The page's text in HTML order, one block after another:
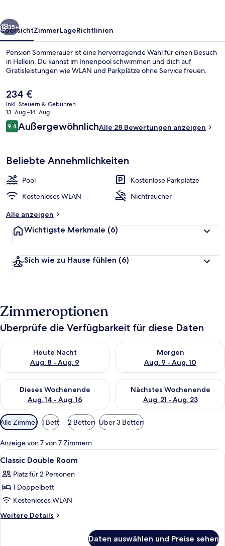
Weiter
35+
ÜbersichtZimmerLageRichtlinien
Pension Sommerauer ist eine hervorragende Wahl für einen Besuch
in Hallein. Du kannst im Innenpool schwimmen und dich auf
Gratisleistungen wie WLAN und Parkplätze ohne Service freuen.
Der
aktuelle
Preis
beträgt
234 €.
234 €
inkl. Steuern & Gebühren
13. Aug.–14. Aug.
Bewertungen
9,49,4 von 10.
AußergewöhnlichAlle 28 Bewertungen anzeigen
Beliebte Annehmlichkeiten
Pool
Kostenlose Parkplätze
Kostenloses WLAN
Nichtraucher
Alle anzeigen
Wichtigste Merkmale (6)
Sich wie zu Hause fühlen (6)
Zimmeroptionen
Überprüfe die Verfügbarkeit für diese Daten
Heute Nacht
Aug. 8 - Aug. 9
Überprüfe die Verfügbarkeit für heute Nacht, Aug. 8 - Aug. 9.
Morgen
Aug. 9 - Aug. 10
Überprüfe die Verfügbarkeit
Dieses Wochenende
Aug. 14 - Aug. 16
Überprüfe die Verfügbarkeit für dieses Wochenende, Aug. 14
Nächstes Wochenende
Aug. 21 - Aug. 23
Überprüfe die Verfügbarkeit
Verfügbare
Filter
für
Zimmer
Alle Zimmer 1 Bett 2 Betten Über 3 Betten
Anzeige von 7 von 7 Zimmern
Alle
Fotos
für
Classic
Double
Room
Ein Zimmer mit Holzboden, einem
4
Classic Double Room
Platz für 2 Personen
1 Doppelbett
Kostenloses WLAN
Weitere Details
Weitere
Daten auswählen und Preise sehen